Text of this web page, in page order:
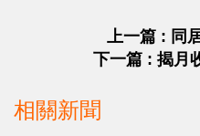
上一篇 : 同
下一篇 : 揭月
相關新聞